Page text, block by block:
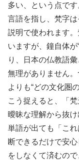
多い、という点で
言語を指し、梵字
説明で使われます
いますが、鐘自体が
り、日本の仏教語
無理がありません
よりも“どの文化圏
こう捉えると、「
曖昧な理解から抜
単語が出ても「こ
断できるだけで安
をしなくて済むの